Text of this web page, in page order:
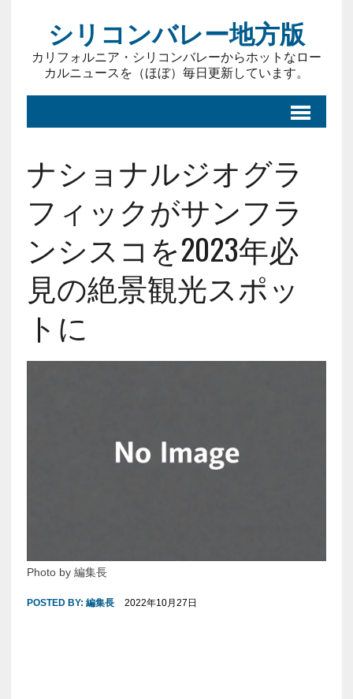
シリコンバレー地方版
カリフォルニア・シリコンバレーからホットなロー
カルニュースを（ほぼ）毎日更新しています。
ナショナルジオグラ
フィックがサンフラ
ンシスコを2023年必
見の絶景観光スポッ
トに
Photo by 編集長
POSTED BY: 編集長 2022年10月27日